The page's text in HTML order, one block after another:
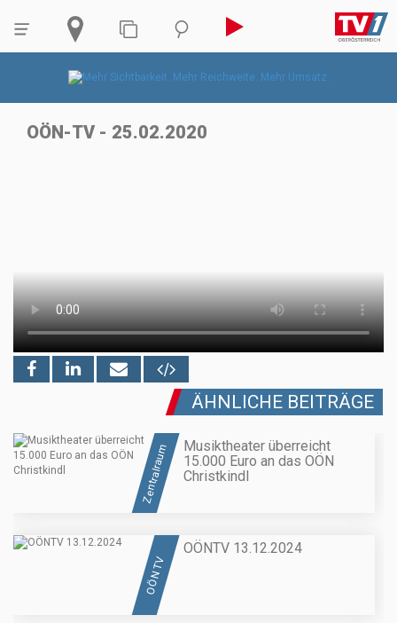
OÖN-TV - 25.02.2020
ÄHNLICHE BEITRÄGE
Zentralraum
Musiktheater überreicht
15.000 Euro an das OÖN
Christkindl
OÖN TV
OÖNTV 13.12.2024